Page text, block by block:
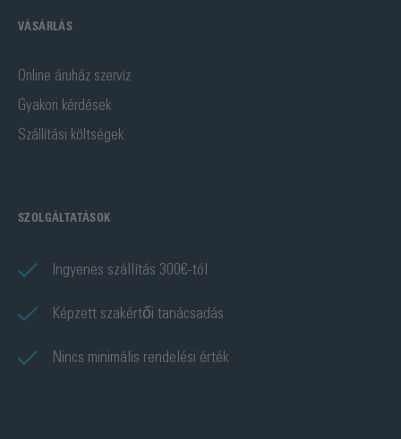
VÁSÁRLÁS
Online áruház szervíz
Gyakori kérdések
Szállítási költségek
SZOLGÁLTATÁSOK
Ingyenes szállítás 300€-tól
Képzett szakértői tanácsadás
Nincs minimális rendelési érték